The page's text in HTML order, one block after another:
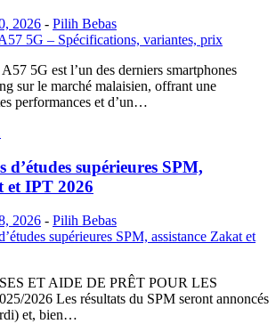
2026 - Pilih Bebas
5G est l’un des derniers smartphones
sur le marché malaisien, offrant une
performances et d’un…
d’études supérieures SPM,
et IPT 2026
2026 - Pilih Bebas
ET AIDE DE PRÊT POUR LES
2026 Les résultats du SPM seront annoncés
et, bien…